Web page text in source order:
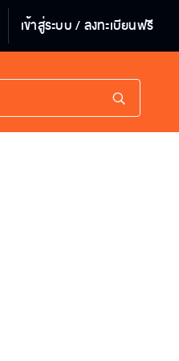
เข้าสู่ระบบ / ลงทะเบียนฟรี